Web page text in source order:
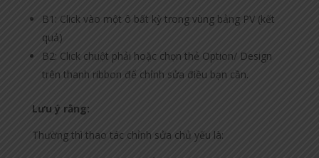
B1: Click vào một ô bất kỳ trong vùng bảng PV (kết
quả)
B2: Click chuột phải hoặc chọn thẻ Option/ Design
trên thanh ribbon để chỉnh sửa điều bạn cần.
Lưu ý rằng:
Thường thì thao tác chỉnh sửa chủ yếu là: